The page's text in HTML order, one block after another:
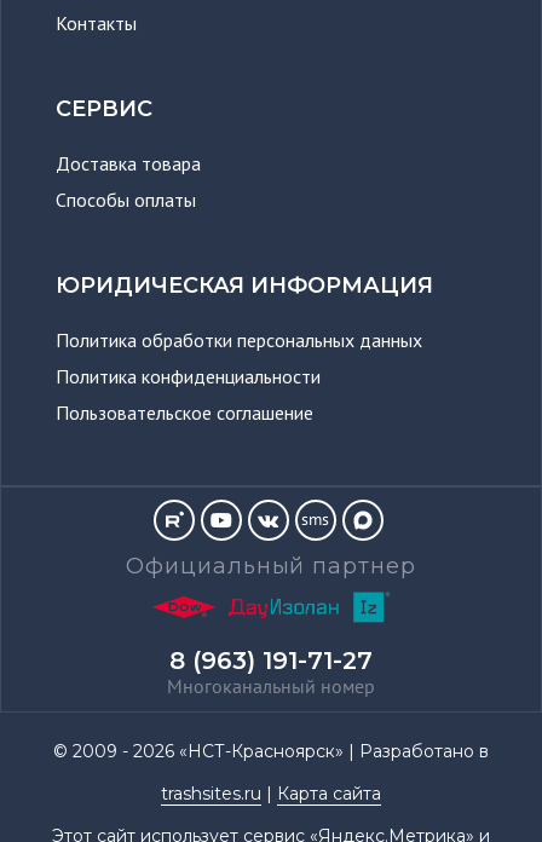
Контакты
СЕРВИС
Доставка товара
Способы оплаты
ЮРИДИЧЕСКАЯ ИНФОРМАЦИЯ
Политика обработки персональных данных
Политика конфиденциальности
Пользовательское соглашение
sms
Официальный партнер
8 (963) 191-71-27
Многоканальный номер
© 2009 - 2026 «НСТ-Красноярск» | Разработано в
trashsites.ru
Карта сайта
Этот сайт использует сервис «Яндекс.Метрика» и